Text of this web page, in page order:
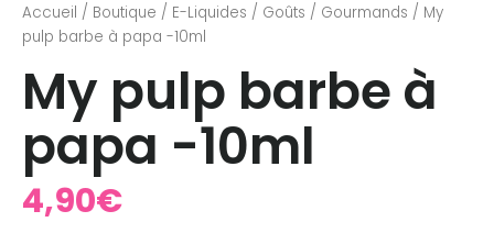
Accueil / Boutique / E-Liquides / Goûts / Gourmands / My
pulp barbe à papa -10ml
My pulp barbe à
papa -10ml
4,90€